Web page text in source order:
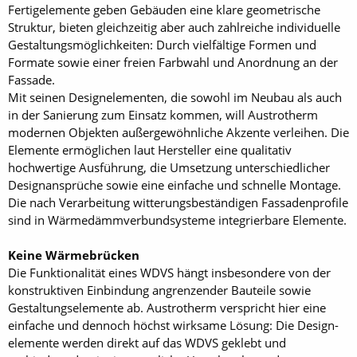
Fertigelemente geben Gebäuden eine klare geometrische
Struktur, bieten gleichzeitig aber auch zahlreiche individuelle
Gestaltungsmöglichkeiten: Durch vielfältige Formen und
Formate sowie einer freien Farbwahl und Anordnung an der
Fassade.
Mit seinen Designelementen, die sowohl im Neubau als auch
in der Sanierung zum Einsatz kommen, will Austrotherm
modernen Objekten außergewöhnliche Akzente verleihen. Die
Elemente ermöglichen laut Hersteller eine qualitativ
hochwertige Ausführung, die Umsetzung unterschiedlicher
Designansprüche sowie eine einfache und schnelle Montage.
Die nach Verarbeitung witterungsbeständigen Fassadenprofile
sind in Wärmedämmverbundsysteme integrierbare Elemente.
Keine Wärmebrücken
Die Funktionalität eines WDVS hängt insbesondere von der
konstruktiven Einbindung angrenzender Bauteile sowie
Gestaltungselemente ab. Austrotherm verspricht hier eine
einfache und dennoch höchst wirksame Lösung: Die Design­
elemente werden direkt auf das WDVS geklebt und